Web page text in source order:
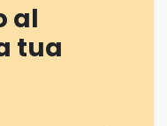
al
tua